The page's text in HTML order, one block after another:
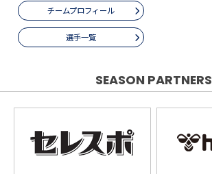
チームプロフィール
選手一覧
SEASON PARTNERS